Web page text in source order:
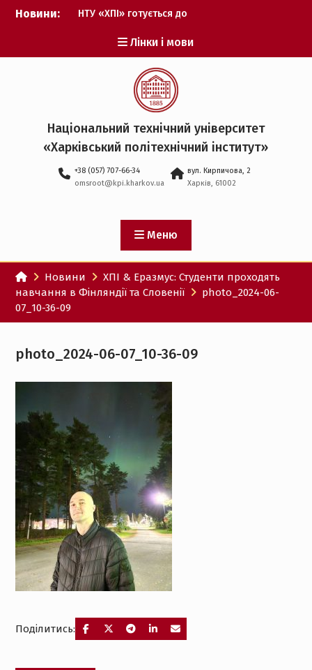
Перейти
Новини:
НТУ «ХПІ» готується до
Музичні таланти ХПІ
запрошуються на
Всеукраїнський
фестиваль «Червона
рута – 2027»
ХПІ уклав угоду про
партнерство з ДержНДІ
технологій кібербезпеки
Головнокомандувачем
Збройних Сил України
участю ХПІ обговорили
перспективи українсько-
іспанського
технологічного
партнерства
Лінки і мови
Національний технічний університет
«Харківський політехнічний iнститут»
+38 (057) 707-66-34
omsroot@kpi.kharkov.ua
вул. Кирпичова, 2
Харків, 61002
Меню
Новини
ХПІ & Еразмус: Студенти проходять
навчання в Фінляндії та Словенії
photo_2024-06-
07_10-36-09
photo_2024-06-07_10-36-09
Поділитись:
Навігація